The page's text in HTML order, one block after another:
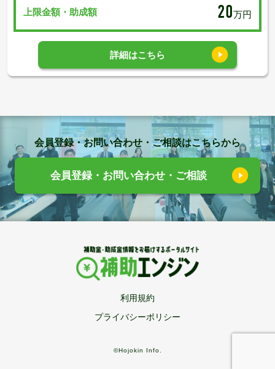
上限金額・助成額 20万円
詳細はこちら
会員登録・お問い合わせ・ご相談はこちらから
会員登録・お問い合わせ・ご相談
利用規約
プライバシーポリシー
©Hojokin Info.